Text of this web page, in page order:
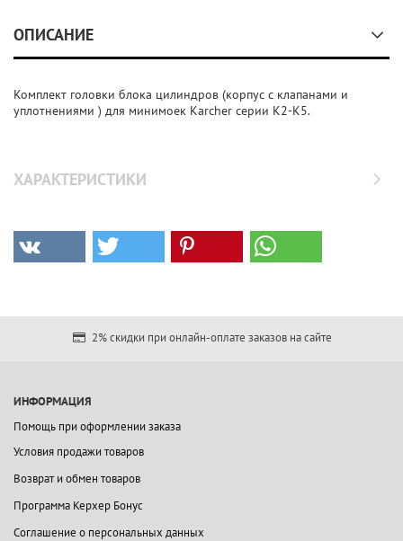
ОПИСАНИЕ
Комплект головки блока цилиндров (корпус с клапанами и
уплотнениями ) для минимоек Karcher серии K2-K5.
ХАРАКТЕРИСТИКИ
2% скидки при онлайн-оплате заказов на сайте
ИНФОРМАЦИЯ
Помощь при оформлении заказа
Условия продажи товаров
Возврат и обмен товаров
Программа Керхер Бонус
Соглашение о персональных данных